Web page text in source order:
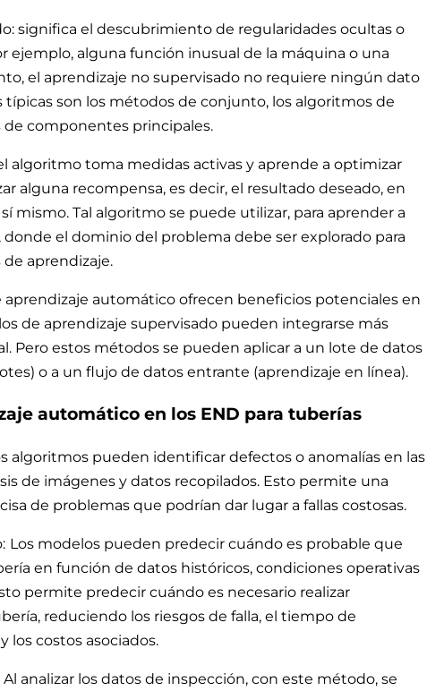
significa el descubrimiento de regularidades ocultas o
ejemplo, alguna función inusual de la máquina o una
el aprendizaje no supervisado no requiere ningún dato
típicas son los métodos de conjunto, los algoritmos de
componentes principales.
algoritmo toma medidas activas y aprende a optimizar
alguna recompensa, es decir, el resultado deseado, en
mismo. Tal algoritmo se puede utilizar, para aprender a
el dominio del problema debe ser explorado para
aprendizaje.
automático ofrecen beneficios potenciales en
de aprendizaje supervisado pueden integrarse más
Pero estos métodos se pueden aplicar a un lote de datos
o a un flujo de datos entrante (aprendizaje en línea).
automático en los END para tuberías
algoritmos pueden identificar defectos o anomalías en las
de imágenes y datos recopilados. Esto permite una
de problemas que podrían dar lugar a fallas costosas.
Los modelos pueden predecir cuándo es probable que
en función de datos históricos, condiciones operativas
permite predecir cuándo es necesario realizar
reduciendo los riesgos de falla, el tiempo de
los costos asociados.
Al analizar los datos de inspección, con este método, se